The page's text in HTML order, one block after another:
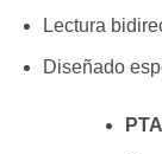
Lectura
Diseñado